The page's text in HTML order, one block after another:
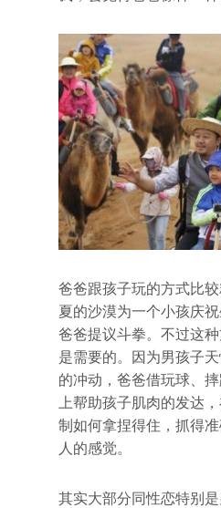
爸爸跟孩子玩的方式比
夏的沙漠为一个小孩庆
爸爸提议斗拳。不过这
是需要的。因为男孩子
的冲动，爸爸借玩球、
上帮助孩子肌肉的发达
制如何拿捏得住，抓得
人的感觉。
其实大部分同性恋特别